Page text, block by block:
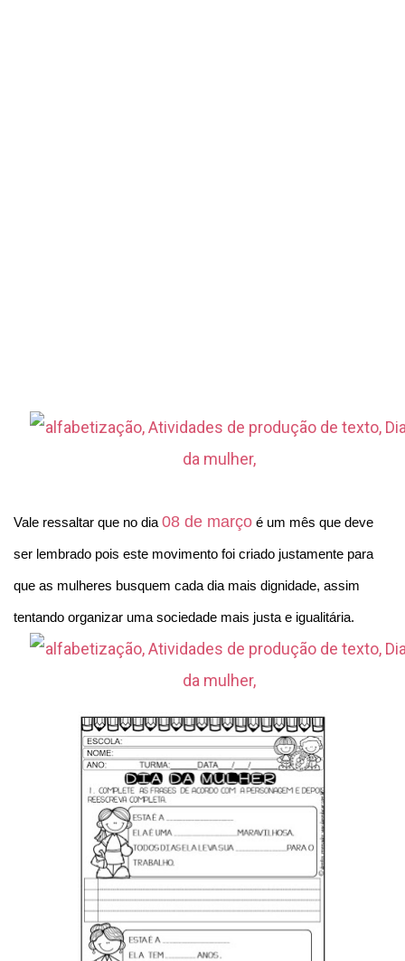
Vale ressaltar que no dia 08 de março é um mês que deve
ser lembrado pois este movimento foi criado justamente para
que as mulheres busquem cada dia mais dignidade, assim
tentando organizar uma sociedade mais justa e igualitária.